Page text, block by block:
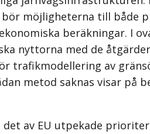
möjligheterna till både
beräkningar. I
nyttorna med de
trafikmodellering av
metod saknas visar på
av EU utpekade